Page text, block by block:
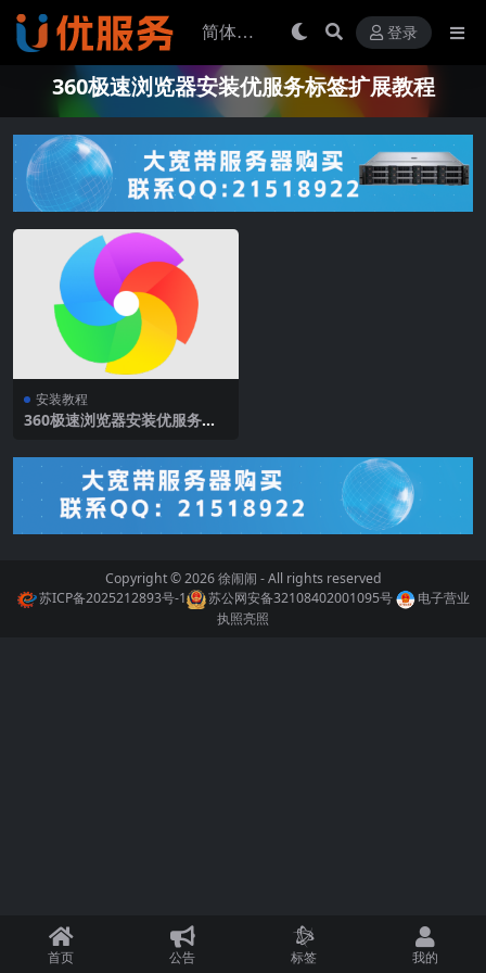
登录
360极速浏览器安装优服务标签扩展教程
安装教程
360极速浏览器安装优服务标
Copyright © 2026徐闹闹 - All rights reserved
苏ICP备2025212893号-1
苏公网安备32108402001095号
电子营业
执照亮照
首页 公告 标签 我的